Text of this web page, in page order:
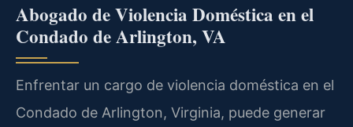
Abogado de Violencia Doméstica en el
Condado de Arlington, VA
Enfrentar un cargo de violencia doméstica en el
Condado de Arlington, Virginia, puede generar